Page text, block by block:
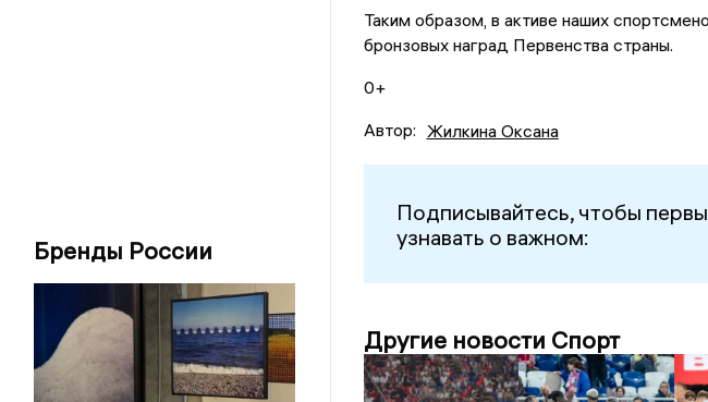
Бренды России
Таким образом, в активе наших
бронзовых наград Первенства страны.
0+
Автор: Жилкина Оксана
Подписывайтесь, чтобы
узнавать о важном:
Другие новости Спорт